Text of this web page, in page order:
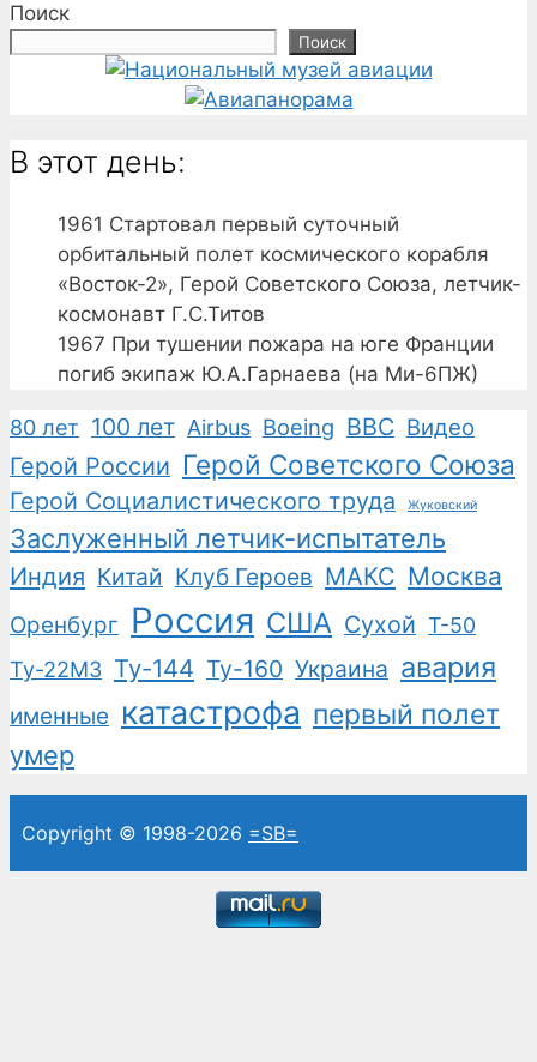
Поиск
Поиск
В этот день:
1961 Стартовал первый суточный
орбитальный полет космического корабля
«Восток-2», Герой Советского Союза, летчик-
космонавт Г.С.Титов
1967 При тушении пожара на юге Франции
погиб экипаж Ю.А.Гарнаева (на Ми-6ПЖ)
80 лет 100 лет Airbus Boeing ВВС Видео
Герой России Герой Советского Союза
Герой Социалистического труда Жуковский
Заслуженный летчик-испытатель
Индия Китай Клуб Героев МАКС Москва
Оренбург Россия США Сухой Т-50
Ту-22М3 Ту-144 Ту-160 Украина авария
именные катастрофа первый полет
умер
Copyright © 1998-2026 =SB=